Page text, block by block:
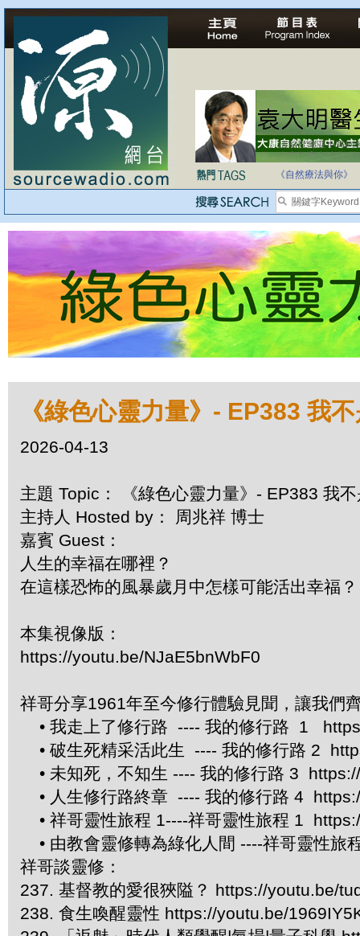
自家教育合法化-
《自然療法與你》
《綠色心靈力量》- EP383 我
2026-04-13
主題 Topic： 《綠色心靈力量》- EP383 我
主持人 Hosted by： 周兆祥 博士
嘉賓 Guest：
人生的幸福在哪裡？
在這樣恐怖的風暴歲月中怎樣可能活出幸福？
本集視像版：
https://youtu.be/NJaE5bnWbF0
祥哥分享1961年至今修行體驗見聞，讓我們
• 我走上了修行路 ---- 我的修行路 1
• 破生死精采活此生 ---- 我的修行路 2
• 未知死，不知生 ---- 我的修行路 3
• 人生修行路終章 ---- 我的修行路 4
• 祥哥靈性旅程 1----祥哥靈性旅程 1
• 由教會靈修轉為綠化人間 ----祥哥靈性
祥哥談靈修：
237. 基督教的愛很狹隘？ https://youtu.be/
238. 食生喚醒靈性 https://youtu.be/